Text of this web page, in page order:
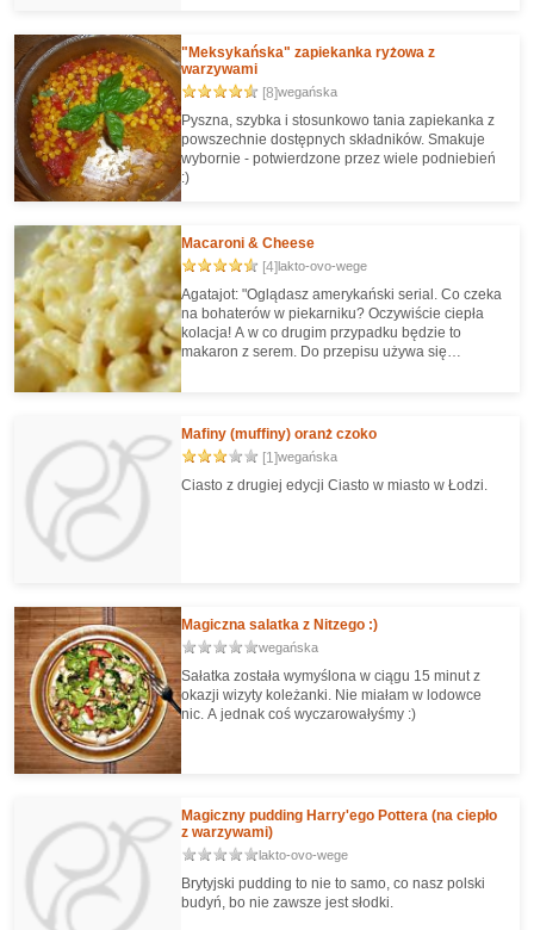
"Meksykańska" zapiekanka ryżowa z
warzywami
[8]wegańska
Pyszna, szybka i stosunkowo tania zapiekanka z
powszechnie dostępnych składników. Smakuje
wybornie - potwierdzone przez wiele podniebień
:)
Macaroni & Cheese
[4]lakto-ovo-wege
Agatajot: "Oglądasz amerykański serial. Co czeka
na bohaterów w piekarniku? Oczywiście ciepła
kolacja! A w co drugim przypadku będzie to
makaron z serem. Do przepisu używa się
amerykańskie połączenie prostych składników, z
gwarancją świetnego efektu końcowego!"
Mafiny (muffiny) oranż czoko
[1]wegańska
Ciasto z drugiej edycji Ciasto w miasto w Łodzi.
Magiczna salatka z Nitzego :)
wegańska
Sałatka została wymyślona w ciągu 15 minut z
okazji wizyty koleżanki. Nie miałam w lodowce
nic. A jednak coś wyczarowałyśmy :)
Magiczny pudding Harry'ego Pottera (na ciepło
z warzywami)
lakto-ovo-wege
Brytyjski pudding to nie to samo, co nasz polski
budyń, bo nie zawsze jest słodki.